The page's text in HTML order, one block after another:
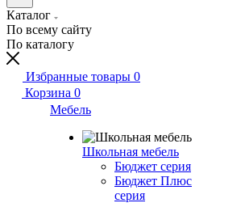
Каталог
По всему сайту
По каталогу
Избранные товары 0
Корзина 0
Мебель
Школьная мебель
Бюджет серия
Бюджет Плюс
серия